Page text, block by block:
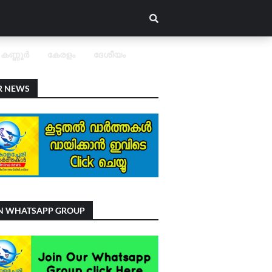
കണ്ണൂർ കേരളം ദേശീയം
NEWS
WHATSAPP GROUP